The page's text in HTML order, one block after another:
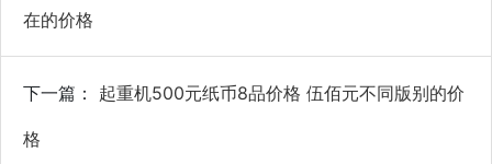
在的价格
下一篇： 起重机500元纸币8品价格 伍佰元不同版别的价
格